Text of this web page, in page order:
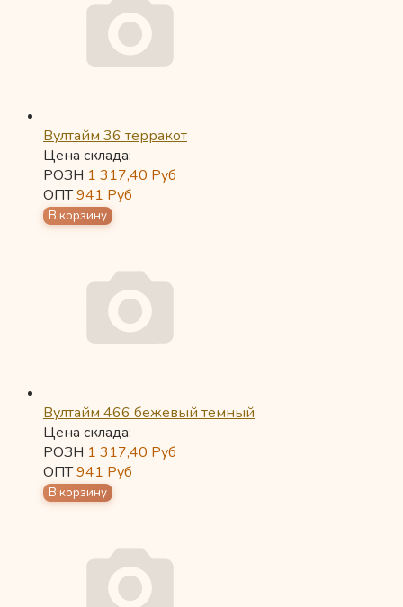
Вултайм 36 терракот
Цена склада:
РОЗН 1 317,40 Руб
ОПТ941 Руб
Вултайм 466 бежевый темный
Цена склада:
РОЗН 1 317,40 Руб
ОПТ941 Руб